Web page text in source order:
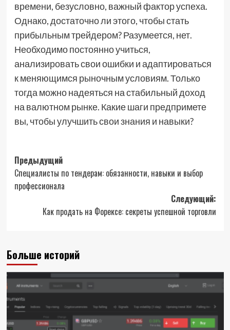
времени, безусловно, важный фактор успеха.
Однако, достаточно ли этого, чтобы стать
прибыльным трейдером? Разумеется, нет.
Необходимо постоянно учиться,
анализировать свои ошибки и адаптироваться
к меняющимся рыночным условиям. Только
тогда можно надеяться на стабильный доход
на валютном рынке. Какие шаги предпримете
вы, чтобы улучшить свои знания и навыки?
Навигация
записи
Предыдущий
Специалисты по тендерам: обязанности, навыки и выбор
профессионала
Следующий:
Как продать на Форексе: секреты успешной торговли
Больше историй